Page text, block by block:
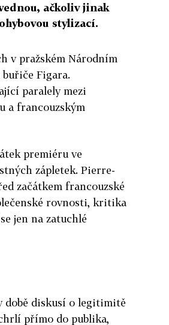
ačkoliv jinak
stylizací.
v pražském Národním
Figara.
paralely mezi
a francouzským
premiéru ve
zápletek. Pierre-
začátkem francouzské
rovnosti, kritika
jen na zatuchlé
době diskusí o legitimitě
přímo do publika,